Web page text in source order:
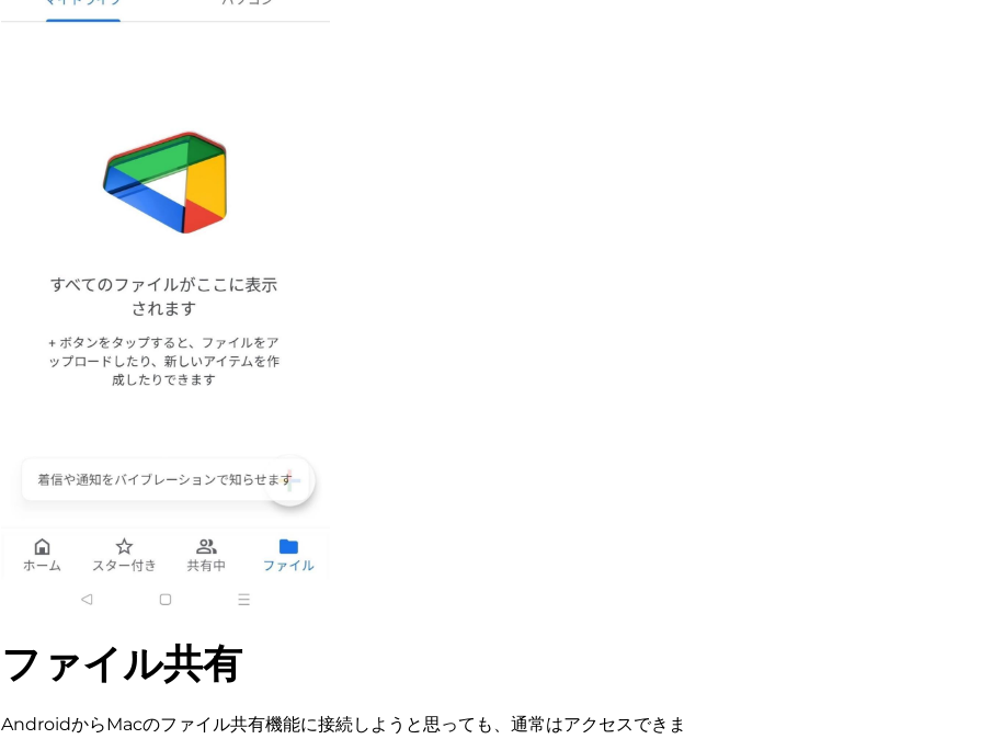
ファイル共有
AndroidからMacのファイル共有機能に接続しようと思っても、通常はアクセスできま